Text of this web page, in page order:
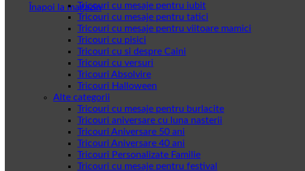
Înapoi la magazinTricouri cu mesaje pentru iubit
Tricouri cu mesaje pentru tatici
Tricouri cu mesaje pentru viitoare mamici
Tricouri cu pisici
Tricouri cu si despre Caini
Tricouri cu versuri
Tricouri Absolvire
Tricouri Halloween
Alte categorii
Tricouri cu mesaje pentru burlacite
Tricouri aniversare cu luna nasterii
Tricouri Aniversare 50 ani
Tricouri Aniversare 40 ani
Tricouri Personalizate Familie
Tricouri cu mesaje pentru festival